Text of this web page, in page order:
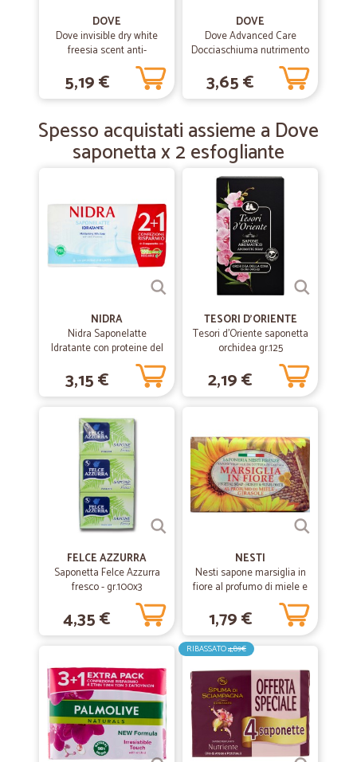
equivoco sulla consegna ma nulla di grave è stato consegnato nei
tempi previsti
07/05/2019
Barbara G.
Efficienti
Precisi, gentili, efficienti e merce buona
eccezionale puntualita'
eccezionale puntualita'
DOVE
Dove invisible dry white
freesia scent anti-
perspirant 50 ml
5,19 €
DOVE
Dove Advanced Care
Docciaschiuma nutrimento
intenso agenti dermo-
idratanti 225 ml
3,65 €
Spesso acquistati assieme a Dove
saponetta x 2 esfogliante
NIDRA
Nidra Saponelatte
Idratante con proteine del
Latte 3 x 90 g
3,15 €
TESORI D'ORIENTE
Tesori d'Oriente saponetta
orchidea gr.125
2,19 €
FELCE AZZURRA
Saponetta Felce Azzurra
fresco - gr.100x3
4,35 €
NESTI
Nesti sapone marsiglia in
fiore al profumo di miele e
girasole gr.125
1,79 €
RIBASSATO4,89€